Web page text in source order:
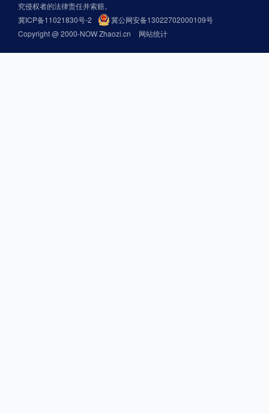
究侵权者的法律责任并索赔。
冀ICP备11021830号-2
冀公网安备13022702000109号
Copyright @ 2000-NOW Zhaozi.cn
网站统计